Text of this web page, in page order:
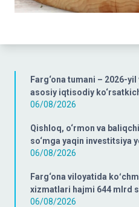
Farg‘ona tumani – 2026-
asosiy iqtisodiy
06/08/2026
Qishloq, o‘rmon va
so‘mga yaqin investitsiya
06/08/2026
Farg‘ona viloyatida
xizmatlari hajmi 644 mlrd
06/08/2026